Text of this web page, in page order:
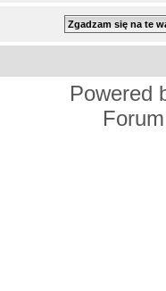
Powered